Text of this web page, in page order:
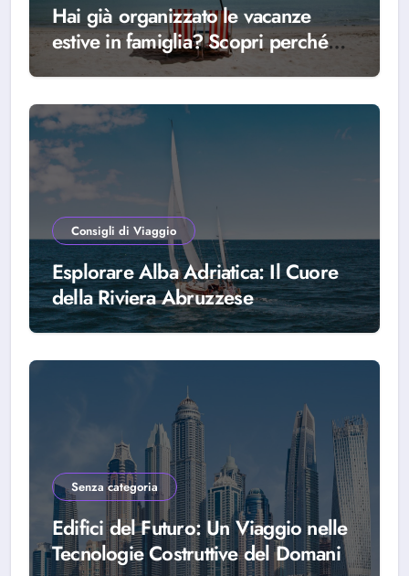
Hai già organizzato le vacanze
estive in famiglia? Scopri perché
scegliere Alba Adriatica
Consigli di Viaggio
Esplorare Alba Adriatica: Il Cuore
della Riviera Abruzzese
Senza categoria
Edifici del Futuro: Un Viaggio nelle
Tecnologie Costruttive del Domani